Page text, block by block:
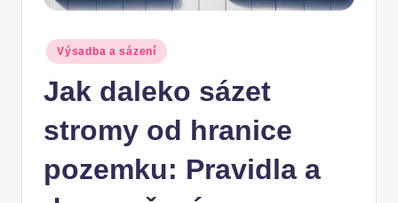
Posted
in
Výsadba a sázení
Jak daleko sázet
stromy od hranice
pozemku: Pravidla a